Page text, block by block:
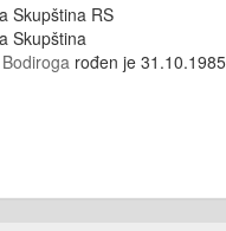
Skupština RS
Skupština
rođen je